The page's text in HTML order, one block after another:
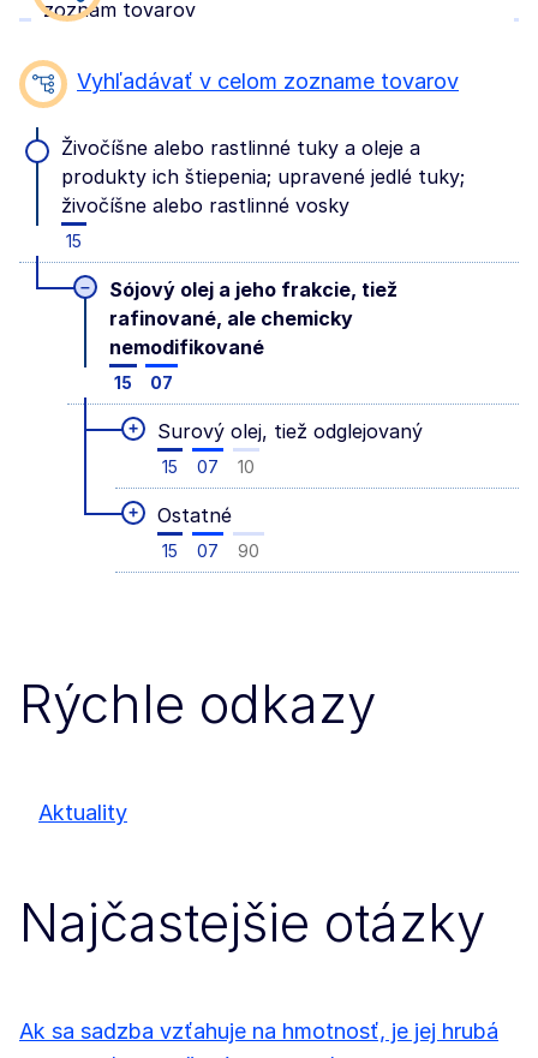
zoznam tovarov
Vyhľadávať v celom zozname tovarov
Živočíšne alebo rastlinné tuky a oleje a
produkty ich štiepenia; upravené jedlé tuky;
živočíšne alebo rastlinné vosky
15
–
Sójový olej a jeho frakcie, tiež
rafinované, ale chemicky
nemodifikované
15 07
+ Surový olej, tiež odglejovaný
15 07 10
+ Ostatné
15 07 90
Rýchle odkazy
Aktuality
Najčastejšie otázky
Ak sa sadzba vzťahuje na hmotnosť, je jej hrubá